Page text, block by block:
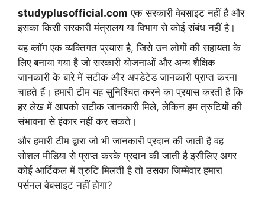
studyplusofficial.com एक सरकारी वेबसाइट नहीं है और
इसका किसी सरकारी मंत्रालय या विभाग से कोई संबंध नहीं है।
यह ब्लॉग एक व्यक्तिगत प्रयास है, जिसे उन लोगों की सहायता के
लिए बनाया गया है जो सरकारी योजनाओं और अन्य शैक्षिक
जानकारी के बारे में सटीक और अपडेटेड जानकारी प्राप्त करना
चाहते हैं। हमारी टीम यह सुनिश्चित करने का प्रयास करती है कि
हर लेख में आपको सटीक जानकारी मिले, लेकिन हम त्रुटियों की
संभावना से इंकार नहीं कर सकते।
और हमारी टीम द्वारा जो भी जानकारी प्रदान की जाती है वह
सोशल मीडिया से प्राप्त करके प्रदान की जाती है इसीलिए अगर
कोई आर्टिकल में त्रुटि मिलती है तो उसका जिम्मेवार हमारा
पर्सनल वेबसाइट नहीं होगा?